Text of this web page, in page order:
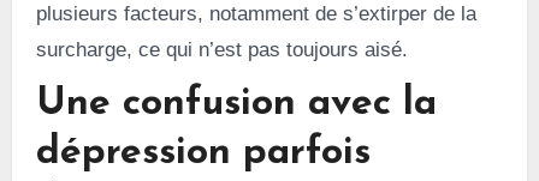
plusieurs facteurs, notamment de s’extirper de la
surcharge, ce qui n’est pas toujours aisé.
Une confusion avec la
dépression parfois